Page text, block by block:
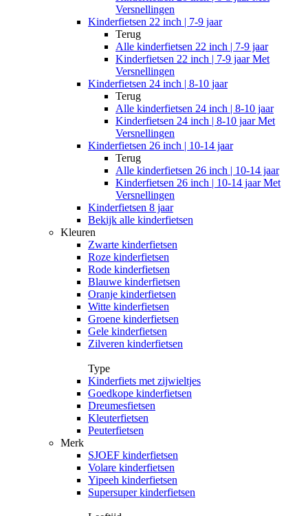
Versnellingen
Kinderfietsen 22 inch | 7-9 jaar
Terug
Alle kinderfietsen 22 inch | 7-9 jaar
Kinderfietsen 22 inch | 7-9 jaar Met
Versnellingen
Kinderfietsen 24 inch | 8-10 jaar
Terug
Alle kinderfietsen 24 inch | 8-10 jaar
Kinderfietsen 24 inch | 8-10 jaar Met
Versnellingen
Kinderfietsen 26 inch | 10-14 jaar
Terug
Alle kinderfietsen 26 inch | 10-14 jaar
Kinderfietsen 26 inch | 10-14 jaar Met
Versnellingen
Kinderfietsen 8 jaar
Bekijk alle kinderfietsen
Kleuren
Zwarte kinderfietsen
Roze kinderfietsen
Rode kinderfietsen
Blauwe kinderfietsen
Oranje kinderfietsen
Witte kinderfietsen
Groene kinderfietsen
Gele kinderfietsen
Zilveren kinderfietsen
Type
Kinderfiets met zijwieltjes
Goedkope kinderfietsen
Dreumesfietsen
Kleuterfietsen
Peuterfietsen
Merk
SJOEF kinderfietsen
Volare kinderfietsen
Yipeeh kinderfietsen
Supersuper kinderfietsen